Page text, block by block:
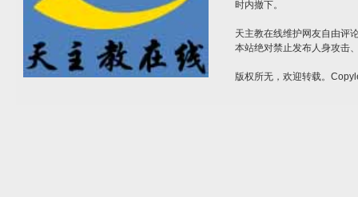
时内撤下。
天主教在线维护网友自由评
本站绝对禁止发布人身攻击
版权所无，欢迎转载。